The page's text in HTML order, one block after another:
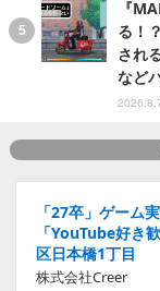
『
る！
され
など
「27卒」ゲーム
「YouTube好き
区日本橋1丁目
株式会社Creer